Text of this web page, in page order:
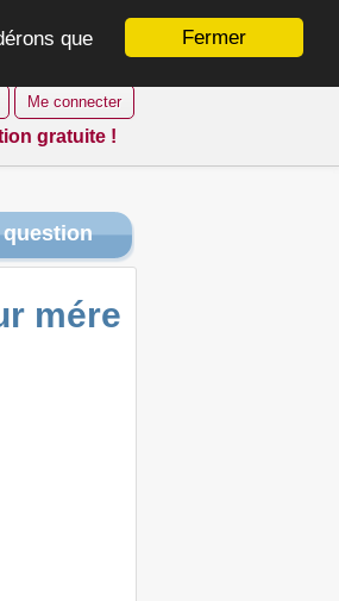
Fermer
que
Me connecter
gratuite !
mére